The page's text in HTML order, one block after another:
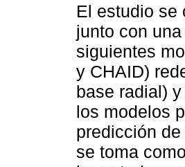
El estudio se
junto con
siguientes
y CHAID)
base radial)
los modelos
predicción
se toma